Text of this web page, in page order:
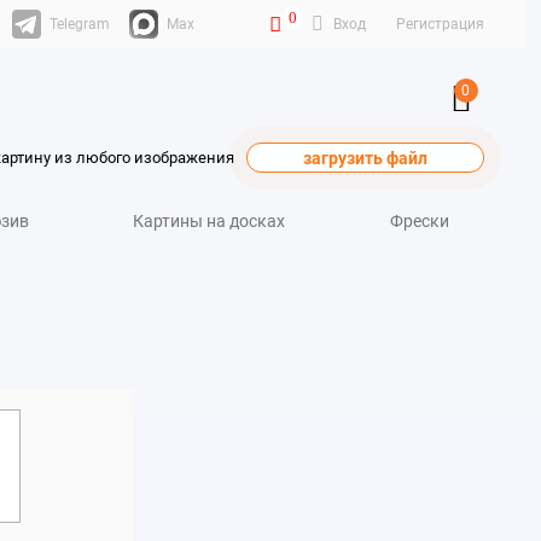
Telegram Max 0 Вход Регистрация
0
из любого изображения загрузить файл
Картины на досках Фрески